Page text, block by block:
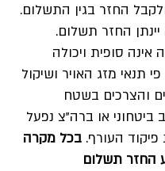
החזר בגין התשלום.
החזר תשלום.
אינה סופית ויכולה
תנאי מזג האויר ושיקול
והצרכים בשטח
ביטחוני או ברה"צ נפעל
פיקוד העורף. בכל מקרה
החזר תשלום